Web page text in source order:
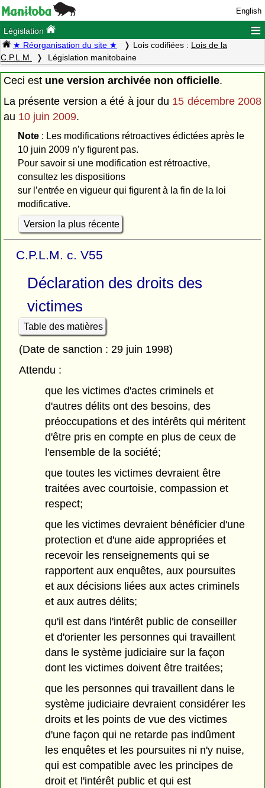
English
Législation ≡
★ Réorganisation du site ★ Lois codifiées : Lois de la
C.P.L.M.
Législation manitobaine
Ceci est une version archivée non officielle.
La présente version a été à jour du 15 décembre 2008
au 10 juin 2009.
Note: Les modifications rétroactives édictées après le
10 juin 2009 n’y figurent pas.
Pour savoir si une modification est rétroactive,
consultez les dispositions
sur l’entrée en vigueur qui figurent à la fin de la loi
modificative.
Version la plus récente
C.P.L.M. c. V55
Déclaration des droits des
victimes
Table des matières
(Date de sanction : 29 juin 1998)
Attendu :
que les victimes d'actes criminels et
d'autres délits ont des besoins, des
préoccupations et des intérêts qui méritent
d'être pris en compte en plus de ceux de
l'ensemble de la société;
que toutes les victimes devraient être
traitées avec courtoisie, compassion et
respect;
que les victimes devraient bénéficier d'une
protection et d'une aide appropriées et
recevoir les renseignements qui se
rapportent aux enquêtes, aux poursuites
et aux décisions liées aux actes criminels
et aux autres délits;
qu'il est dans l'intérêt public de conseiller
et d'orienter les personnes qui travaillent
dans le système judiciaire sur la façon
dont les victimes doivent être traitées;
que les personnes qui travaillent dans le
système judiciaire devraient considérer les
droits et les points de vue des victimes
d'une façon qui ne retarde pas indûment
les enquêtes et les poursuites ni n'y nuise,
qui est compatible avec les principes de
droit et l'intérêt public et qui est